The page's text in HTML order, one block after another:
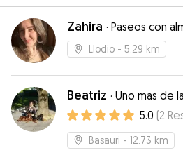
Zahira · Paseos con
Llodio - 5.29 km
Beatriz · Uno mas de
5.0 (2
Basauri - 12.73 km